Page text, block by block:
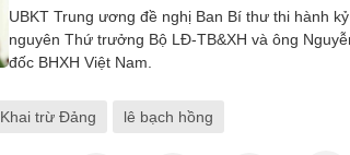
UBKT Trung ương đề nghị Ban Bí thư thi hành
nguyên Thứ trưởng Bộ LĐ-TB&XH và ông
đốc BHXH Việt Nam.
Khai trừ Đảng lê bạch hồng